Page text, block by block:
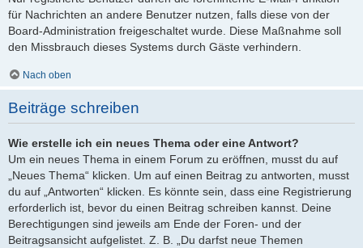
für Nachrichten an andere Benutzer nutzen, falls diese von der
Board-Administration freigeschaltet wurde. Diese Maßnahme soll
den Missbrauch dieses Systems durch Gäste verhindern.
Nach oben
Beiträge schreiben
Wie erstelle ich ein neues Thema oder eine Antwort?
Um ein neues Thema in einem Forum zu eröffnen, musst du auf
„Neues Thema“ klicken. Um auf einen Beitrag zu antworten, musst
du auf „Antworten“ klicken. Es könnte sein, dass eine Registrierung
erforderlich ist, bevor du einen Beitrag schreiben kannst. Deine
Berechtigungen sind jeweils am Ende der Foren- und der
Beitragsansicht aufgelistet. Z. B. „Du darfst neue Themen